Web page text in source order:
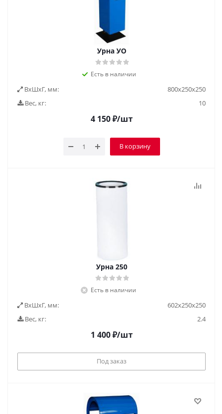
Урна УО
Есть в наличии
ВxШxГ, мм:
800х250х250
Вес, кг:
10
4 150₽/шт
В корзину
Урна 250
Есть в наличии
ВxШxГ, мм:
602х250х250
Вес, кг:
2.4
1 400₽/шт
Под заказ